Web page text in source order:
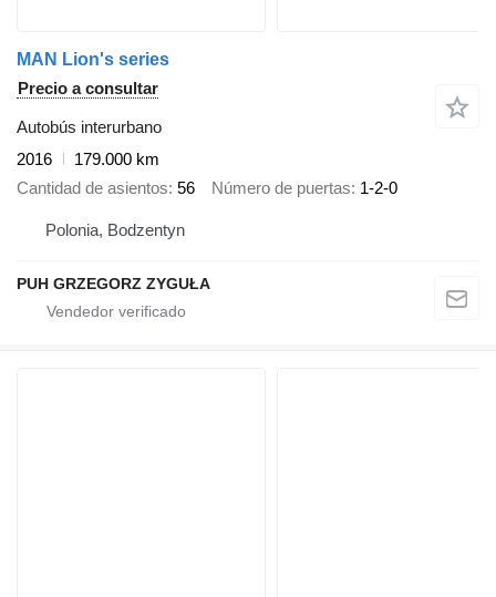
MAN Lion's series
Precio a consultar
Autobús interurbano
2016
179.000 km
Cantidad de asientos 56 Número de puertas 1-2-0
Polonia, Bodzentyn
PUH GRZEGORZ ZYGUŁA